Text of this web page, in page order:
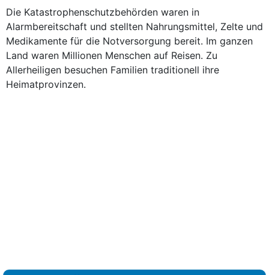
Die Katastrophenschutzbehörden waren in
Alarmbereitschaft und stellten Nahrungsmittel, Zelte und
Medikamente für die Notversorgung bereit. Im ganzen
Land waren Millionen Menschen auf Reisen. Zu
Allerheiligen besuchen Familien traditionell ihre
Heimatprovinzen.